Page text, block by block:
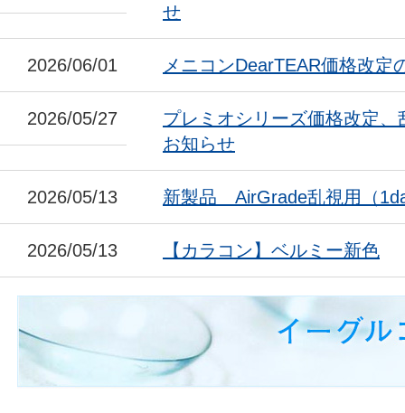
せ
2026/06/01 メニコンDearTEAR価格改定
2026/05/27
プレミオシリーズ価格改定
お知らせ
2026/05/13 新製品 AirGrade乱視用（
2026/05/13 【カラコン】ベルミー新色